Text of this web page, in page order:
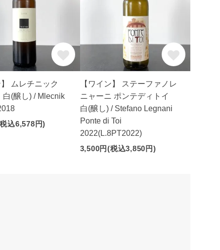
】 ムレチニック
白(醸し) / Mlecnik
込6,578円)
【ワイン】 ステーファノレ
ニャーニ ポンテディトイ
白(醸し) / Stefano Legnani
Ponte di Toi
2022(L.8PT2022)
3,500円(税込3,850円)